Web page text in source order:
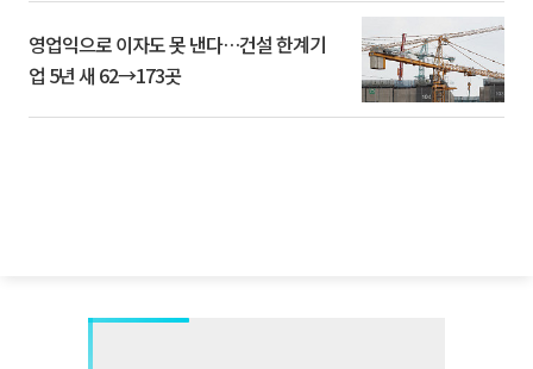
영업익으로 이자도 못 낸다…건설 한계기
업 5년 새 62→173곳